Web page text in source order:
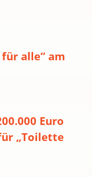
alle“ am
Euro
„Toilette